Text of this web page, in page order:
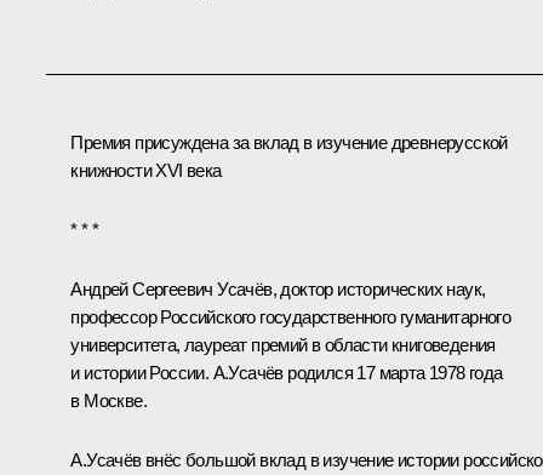
Премия присуждена за вклад в изучение древнерусской
книжности XVI века
* * *
Андрей Сергеевич Усачёв, доктор исторических наук,
профессор Российского государственного гуманитарного
университета, лауреат премий в области книговедения
и истории России. А.Усачёв родился 17 марта 1978 года
в Москве.
А.Усачёв внёс большой вклад в изучение истории